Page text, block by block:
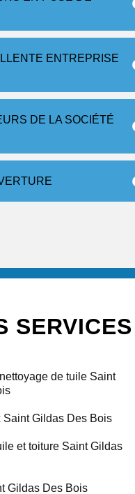
ENTREPRISE
DE LA SOCIÉTÉ
SERVICES
de tuile Saint
Saint Gildas Des Bois
et toiture Saint Gildas
Gildas Des Bois